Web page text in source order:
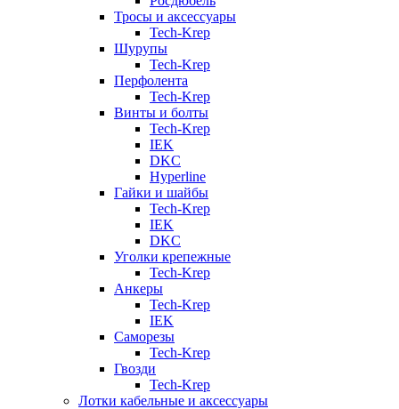
Тросы и аксессуары
Tech-Krep
Шурупы
Tech-Krep
Перфолента
Tech-Krep
Винты и болты
Tech-Krep
IEK
DKC
Hyperline
Гайки и шайбы
Tech-Krep
IEK
DKC
Уголки крепежные
Tech-Krep
Анкеры
Tech-Krep
IEK
Саморезы
Tech-Krep
Гвозди
Tech-Krep
Лотки кабельные и аксессуары